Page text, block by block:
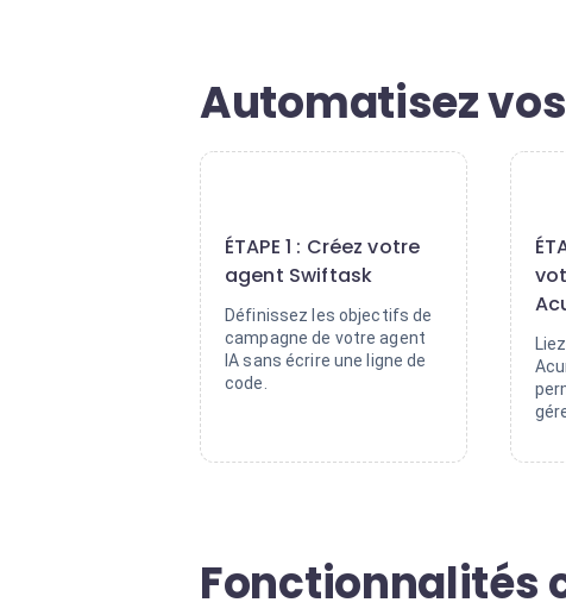
Automatisez
ÉTAPE 1 : Créez votre
agent Swiftask
Définissez les objectifs de
campagne de votre agent
IA sans écrire une ligne de
code.
Fonctionnalités